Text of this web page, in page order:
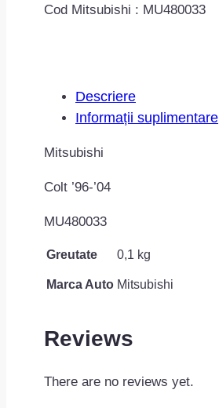
Cod Mitsubishi : MU480033
Descriere
Informații suplimentare
Mitsubishi
Colt ’96-’04
MU480033
Greutate 0,1 kg
Marca Auto Mitsubishi
Reviews
There are no reviews yet.